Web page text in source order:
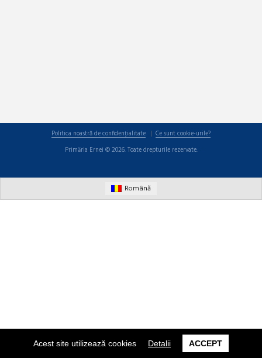
Acest site utilizează cookies Detalii ACCEPT
Politica noastră de confidențialitate
Ce sunt cookie-urile?
Primăria Ernei © 2026. Toate drepturile rezervate.
Română